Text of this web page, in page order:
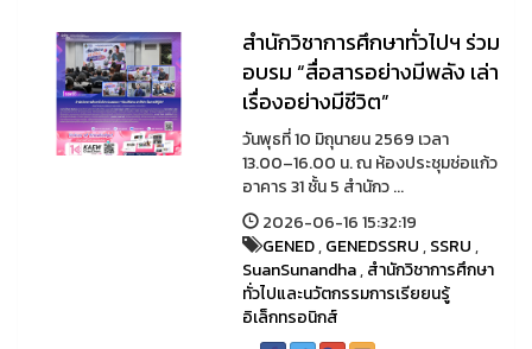
สำนักวิชาการศึกษาทั่วไปฯ ร่วม
อบรม “สื่อสารอย่างมีพลัง เล่า
เรื่องอย่างมีชีวิต”
วันพุธที่ 10 มิถุนายน 2569 เวลา
13.00–16.00 น. ณ ห้องประชุมช่อแก้ว
อาคาร 31 ชั้น 5 สำนักว ...
2026-06-16 15:32:19
GENED,GENEDSSRU,SSRU,
SuanSunandha,สำนักวิชาการศึกษา
ทั่วไปและนวัตกรรมการเรียยนรู้
อิเล็กทรอนิกส์